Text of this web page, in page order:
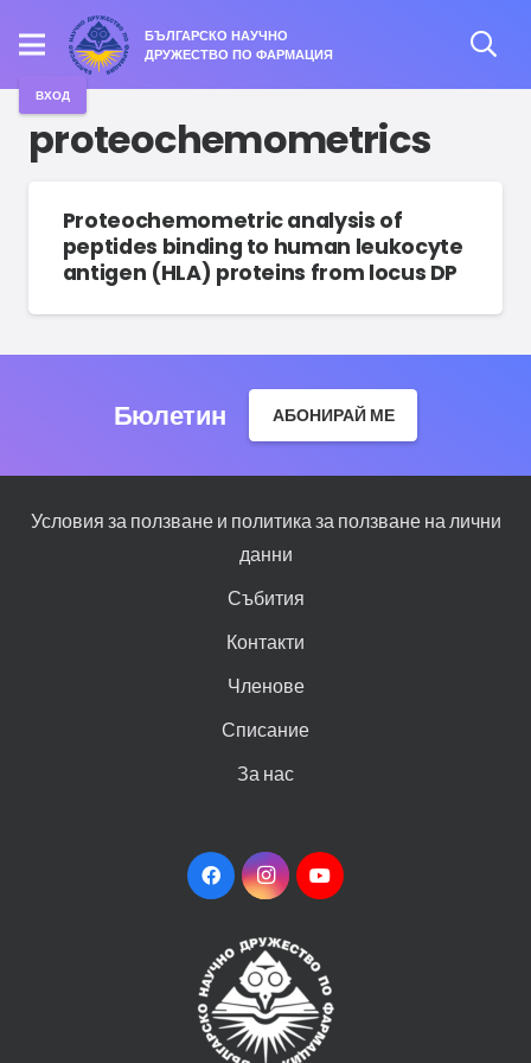
БЪЛГАРСКО НАУЧНО
ДРУЖЕСТВО ПО ФАРМАЦИЯ
ВХОД
proteochemometrics
Proteochemometric analysis of
peptides binding to human leukocyte
antigen (HLA) proteins from locus DP
Бюлетин АБОНИРАЙ МЕ
Условия за ползване и политика за ползване на лични
данни
Събития
Контакти
Членове
Списание
За нас